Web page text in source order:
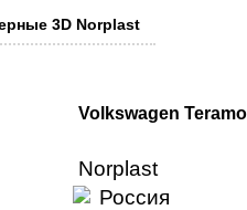
3D Norplast
Volkswagen
Norplast
Россия